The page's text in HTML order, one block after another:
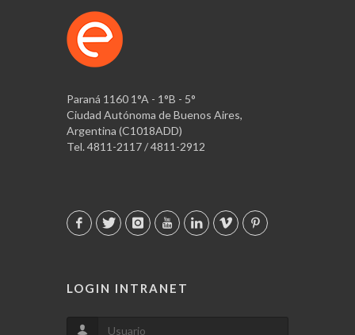
Paraná 1160 1°A - 1°B - 5°
Ciudad Autónoma de Buenos Aires,
Argentina (C1018ADD)
Tel. 4811-2117 / 4811-2912
LOGIN INTRANET